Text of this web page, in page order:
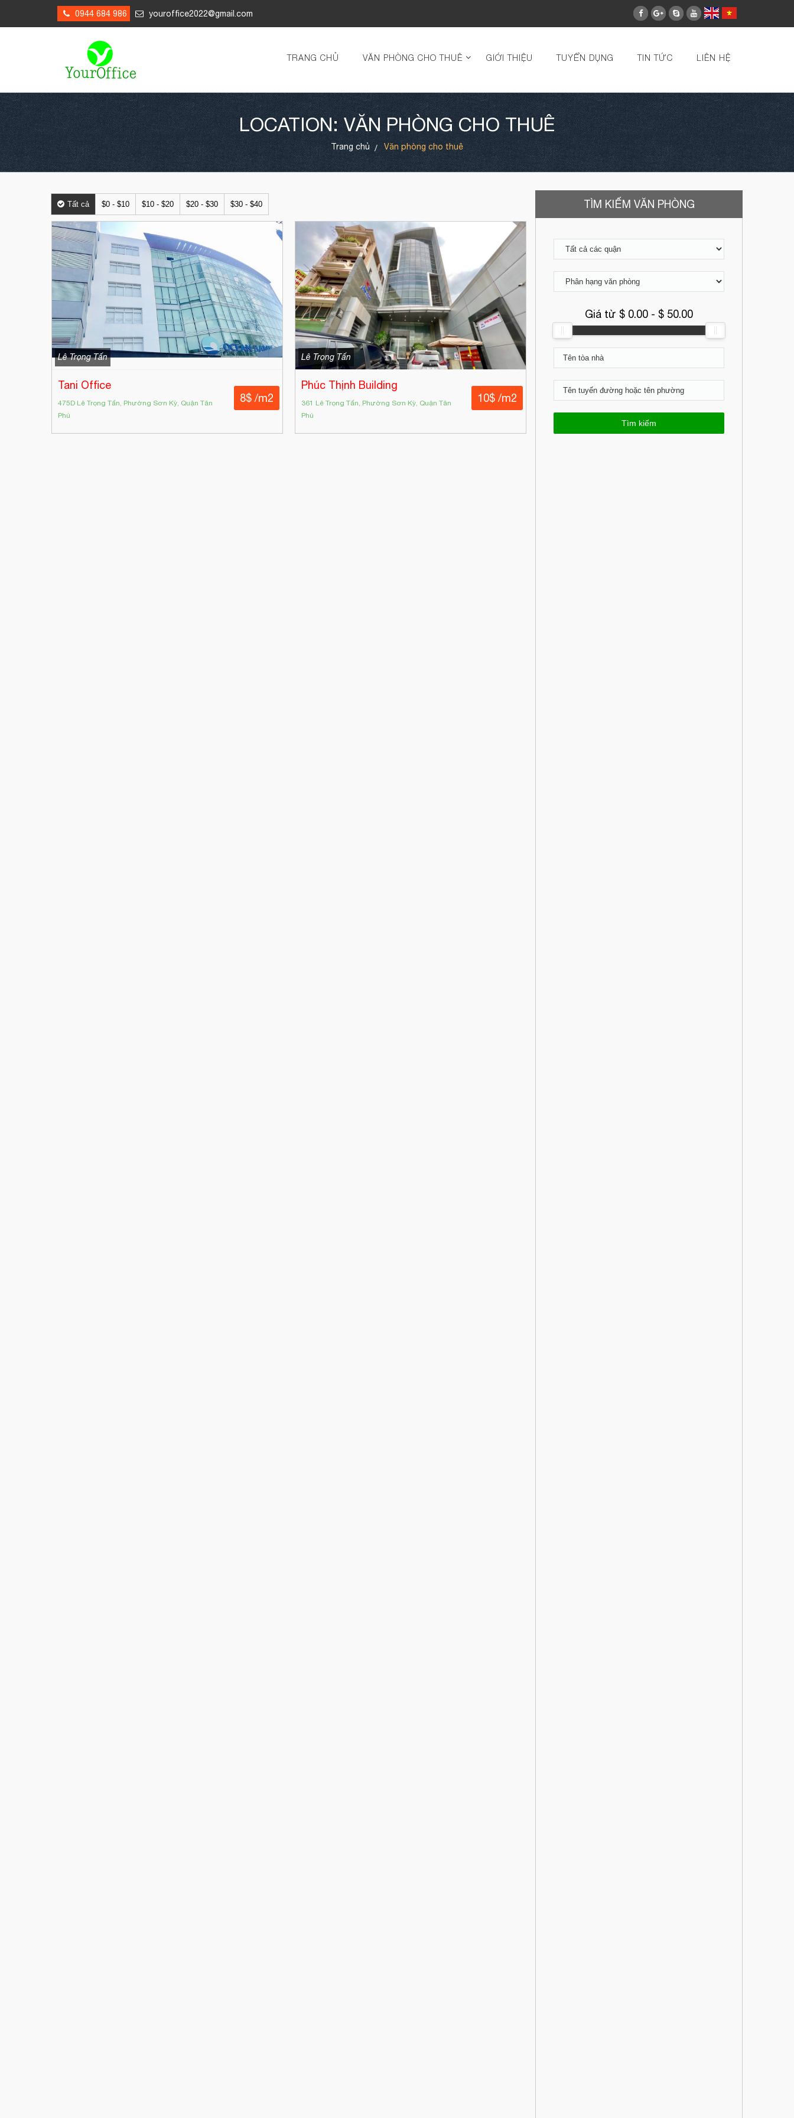
0944 684 986 youroffice2022@gmail.com
TRANG CHỦ VĂN PHÒNG CHO THUÊ GIỚI THIỆU TUYỂN DỤNG TIN TỨC LIÊN HỆ
LOCATION: VĂN PHÒNG CHO THUÊ
Trang chủ Văn phòng cho thuê
TÌM KIẾM VĂN PHÒNG
Giá từ $ 0.00 - $ 50.00
Tất cả $0 - $10 $10 - $20 $20 - $30 $30 - $40
Lê Trọng Tấn
Tani Office
475D Lê Trọng Tấn, Phường Sơn Kỳ, Quận Tân
Phú
8$ /m2
Lê Trọng Tấn
Phúc Thịnh Building
361 Lê Trọng Tấn, Phường Sơn Kỳ, Quận Tân
Phú
10$ /m2